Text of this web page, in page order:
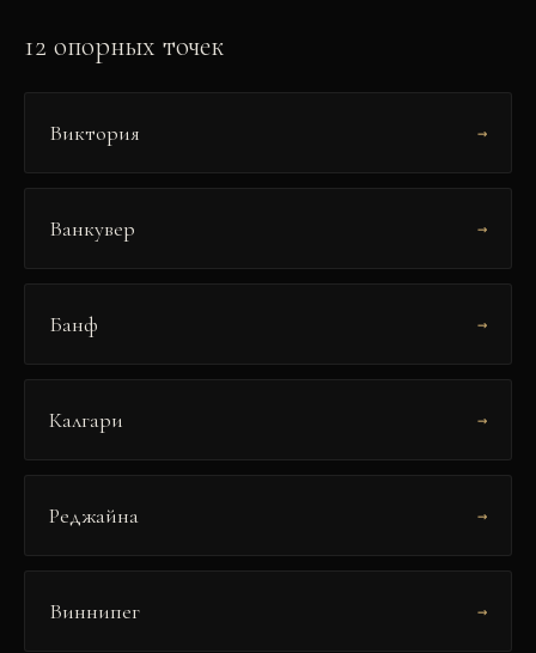
12 опорных точек
Виктория →
Ванкувер →
Банф →
Калгари →
Реджайна →
Виннипег →